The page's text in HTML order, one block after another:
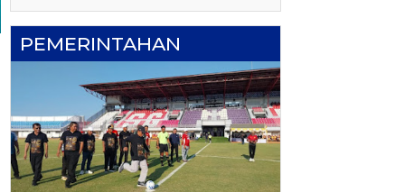
PEMERINTAHAN